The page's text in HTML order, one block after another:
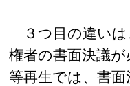
３つ目の違いは
権者の書面決議
等再生では、書